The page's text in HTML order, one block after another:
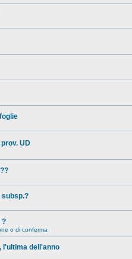
UD
subsp.?
?
o di conferma
l'ultima dell'anno